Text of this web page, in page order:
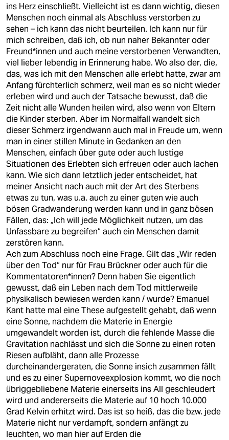
ins Herz einschließt. Vielleicht ist es dann wichtig, diesen
Menschen noch einmal als Abschluss verstorben zu
sehen – ich kann das nicht beurteilen. Ich kann nur für
mich schreiben, daß ich, ob nun naher Bekannter oder
Freund*innen und auch meine verstorbenen Verwandten,
viel lieber lebendig in Erinnerung habe. Wo also der, die,
das, was ich mit den Menschen alle erlebt hatte, zwar am
Anfang fürchterlich schmerz, weil man es so nicht wieder
erleben wird und auch der Tatsache bewusst, daß die
Zeit nicht alle Wunden heilen wird, also wenn von Eltern
die Kinder sterben. Aber im Normalfall wandelt sich
dieser Schmerz irgendwann auch mal in Freude um, wenn
man in einer stillen Minute in Gedanken an den
Menschen, einfach über gute oder auch lustige
Situationen des Erlebten sich erfreuen oder auch lachen
kann. Wie sich dann letztlich jeder entscheidet, hat
meiner Ansicht nach auch mit der Art des Sterbens
etwas zu tun, was u.a. auch zu einer guten wie auch
bösen Gradwanderung werden kann und in ganz bösen
Fällen, das: „Ich will jede Möglichkeit nutzen, um das
Unfassbare zu begreifen“ auch ein Menschen damit
zerstören kann.
Ach zum Abschluss noch eine Frage. Gilt das „Wir reden
über den Tod“ nur für Frau Brückner oder auch für die
Kommentatoren*innen? Denn haben Sie eigentlich
gewusst, daß ein Leben nach dem Tod mittlerweile
physikalisch bewiesen werden kann / wurde? Emanuel
Kant hatte mal eine These aufgestellt gehabt, daß wenn
eine Sonne, nachdem die Materie in Energie
umgewandelt worden ist, durch die fehlende Masse die
Gravitation nachlässt und sich die Sonne zu einen roten
Riesen aufbläht, dann alle Prozesse
durcheinandergeraten, die Sonne insich zusammen fällt
und es zu einer Supernoveexplosion kommt, wo die noch
übriggebliebene Materie einerseits ins All geschleudert
wird und andererseits die Materie auf 10 hoch 10.000
Grad Kelvin erhitzt wird. Das ist so heiß, das die bzw. jede
Materie nicht nur verdampft, sondern anfängt zu
leuchten, wo man hier auf Erden die